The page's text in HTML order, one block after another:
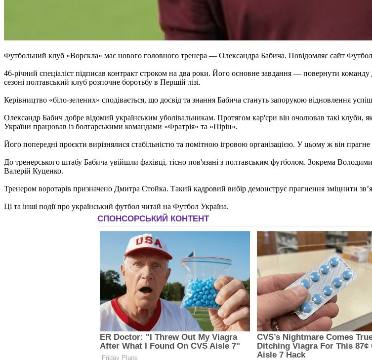
Футбольний клуб «Ворскла» має нового головного тренера — Олександра Бабича. Повідомляє сайт
46-річний спеціаліст підписав контракт строком на два роки. Його основне завдання — повернути
сезоні полтавський клуб розпочне боротьбу в Першій лізі.
Керівництво «біло-зелених» сподівається, що досвід та знання Бабича стануть запорукою відновлення
Олександр Бабич добре відомий українським уболівальникам. Протягом кар'єри він очолював такі
України працював із болгарськими командами «Фратрія» та «Пірін».
Його попередні проєкти вирізнялися стабільністю та помітною ігровою організацією. У цьому ж він
До тренерського штабу Бабича увійшли фахівці, тісно пов'язані з полтавським футболом. Зокрема
Валерій Куценко.
Тренером воротарів призначено Дмитра Стойка. Такий кадровий вибір демонструє прагнення зміцнити
Ці та інші події про український футбол читай на Футбол Україна.